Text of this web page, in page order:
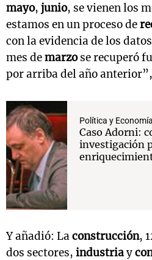
mayo, junio, se vienen los
estamos en un proceso de
con la evidencia de los
mes demarzose recuperó
por arriba del año
Política y Economía
Caso Adorni:
investigación
Y añadió: Laconstrucción,
dos sectores, industriay